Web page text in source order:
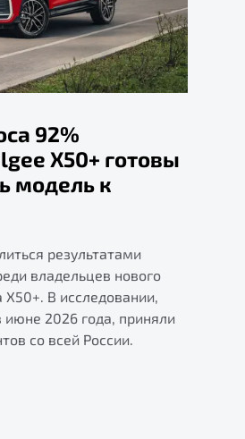
92%
X50+ готовы
модель к
результатами
владельцев нового
X50+. В исследовании,
июне 2026 года, приняли
со всей России.